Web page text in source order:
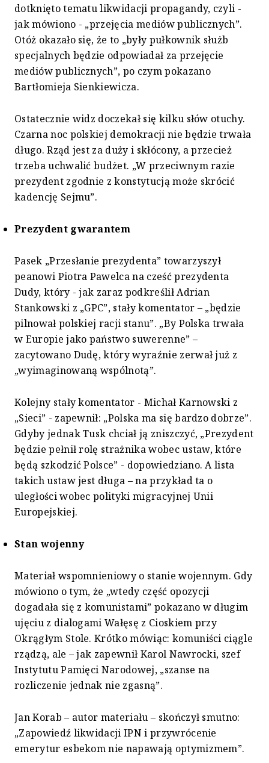
dotknięto tematu likwidacji propagandy, czyli -
jak mówiono - „przejęcia mediów publicznych”.
Otóż okazało się, że to „były pułkownik służb
specjalnych będzie odpowiadał za przejęcie
mediów publicznych”, po czym pokazano
Bartłomieja Sienkiewicza.
Ostatecznie widz doczekał się kilku słów otuchy.
Czarna noc polskiej demokracji nie będzie trwała
długo. Rząd jest za duży i skłócony, a przecież
trzeba uchwalić budżet. „W przeciwnym razie
prezydent zgodnie z konstytucją może skrócić
kadencję Sejmu”.
Prezydent gwarantem
Pasek „Przesłanie prezydenta” towarzyszył
peanowi Piotra Pawelca na cześć prezydenta
Dudy, który - jak zaraz podkreślił Adrian
Stankowski z „GPC”, stały komentator – „będzie
pilnował polskiej racji stanu”. „By Polska trwała
w Europie jako państwo suwerenne” –
zacytowano Dudę, który wyraźnie zerwał już z
„wyimaginowaną wspólnotą”.
Kolejny stały komentator - Michał Karnowski z
„Sieci” - zapewnił: „Polska ma się bardzo dobrze”.
Gdyby jednak Tusk chciał ją zniszczyć, „Prezydent
będzie pełnił rolę strażnika wobec ustaw, które
będą szkodzić Polsce” - dopowiedziano. A lista
takich ustaw jest długa – na przykład ta o
uległości wobec polityki migracyjnej Unii
Europejskiej.
Stan wojenny
Materiał wspomnieniowy o stanie wojennym. Gdy
mówiono o tym, że „wtedy część opozycji
dogadała się z komunistami” pokazano w długim
ujęciu z dialogami Wałęsę z Cioskiem przy
Okrągłym Stole. Krótko mówiąc: komuniści ciągle
rządzą, ale – jak zapewnił Karol Nawrocki, szef
Instytutu Pamięci Narodowej, „szanse na
rozliczenie jednak nie zgasną”.
Jan Korab – autor materiału – skończył smutno:
„Zapowiedź likwidacji IPN i przywrócenie
emerytur esbekom nie napawają optymizmem”.